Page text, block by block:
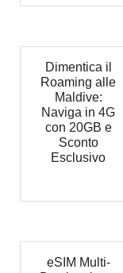
Dimentica il
Roaming alle
Maldive:
Naviga in 4G
con 20GB e
Sconto
Esclusivo
eSIM Multi-